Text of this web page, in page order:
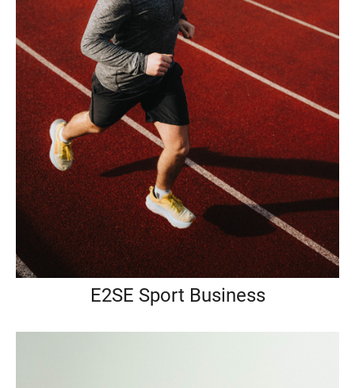
E2SE Sport Business